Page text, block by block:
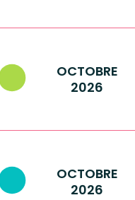
OCTOBRE
2026
OCTOBRE
2026